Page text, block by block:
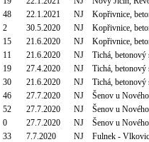
48 22.1.2021 NJ
Kopřivnice,
2 30.5.2020 NJ
Kopřivnice,
15 21.6.2020 NJ
Kopřivnice,
11 21.6.2020 NJ
Tichá, betonový
19 27.4.2020 NJ
Tichá, betonový
30 21.6.2020 NJ
Tichá, betonový
46 27.7.2020 NJ
Šenov u
52 27.7.2020 NJ
Šenov u
0 27.7.2020 NJ
Šenov u
33 7.7.2020 NJ
Fulnek -